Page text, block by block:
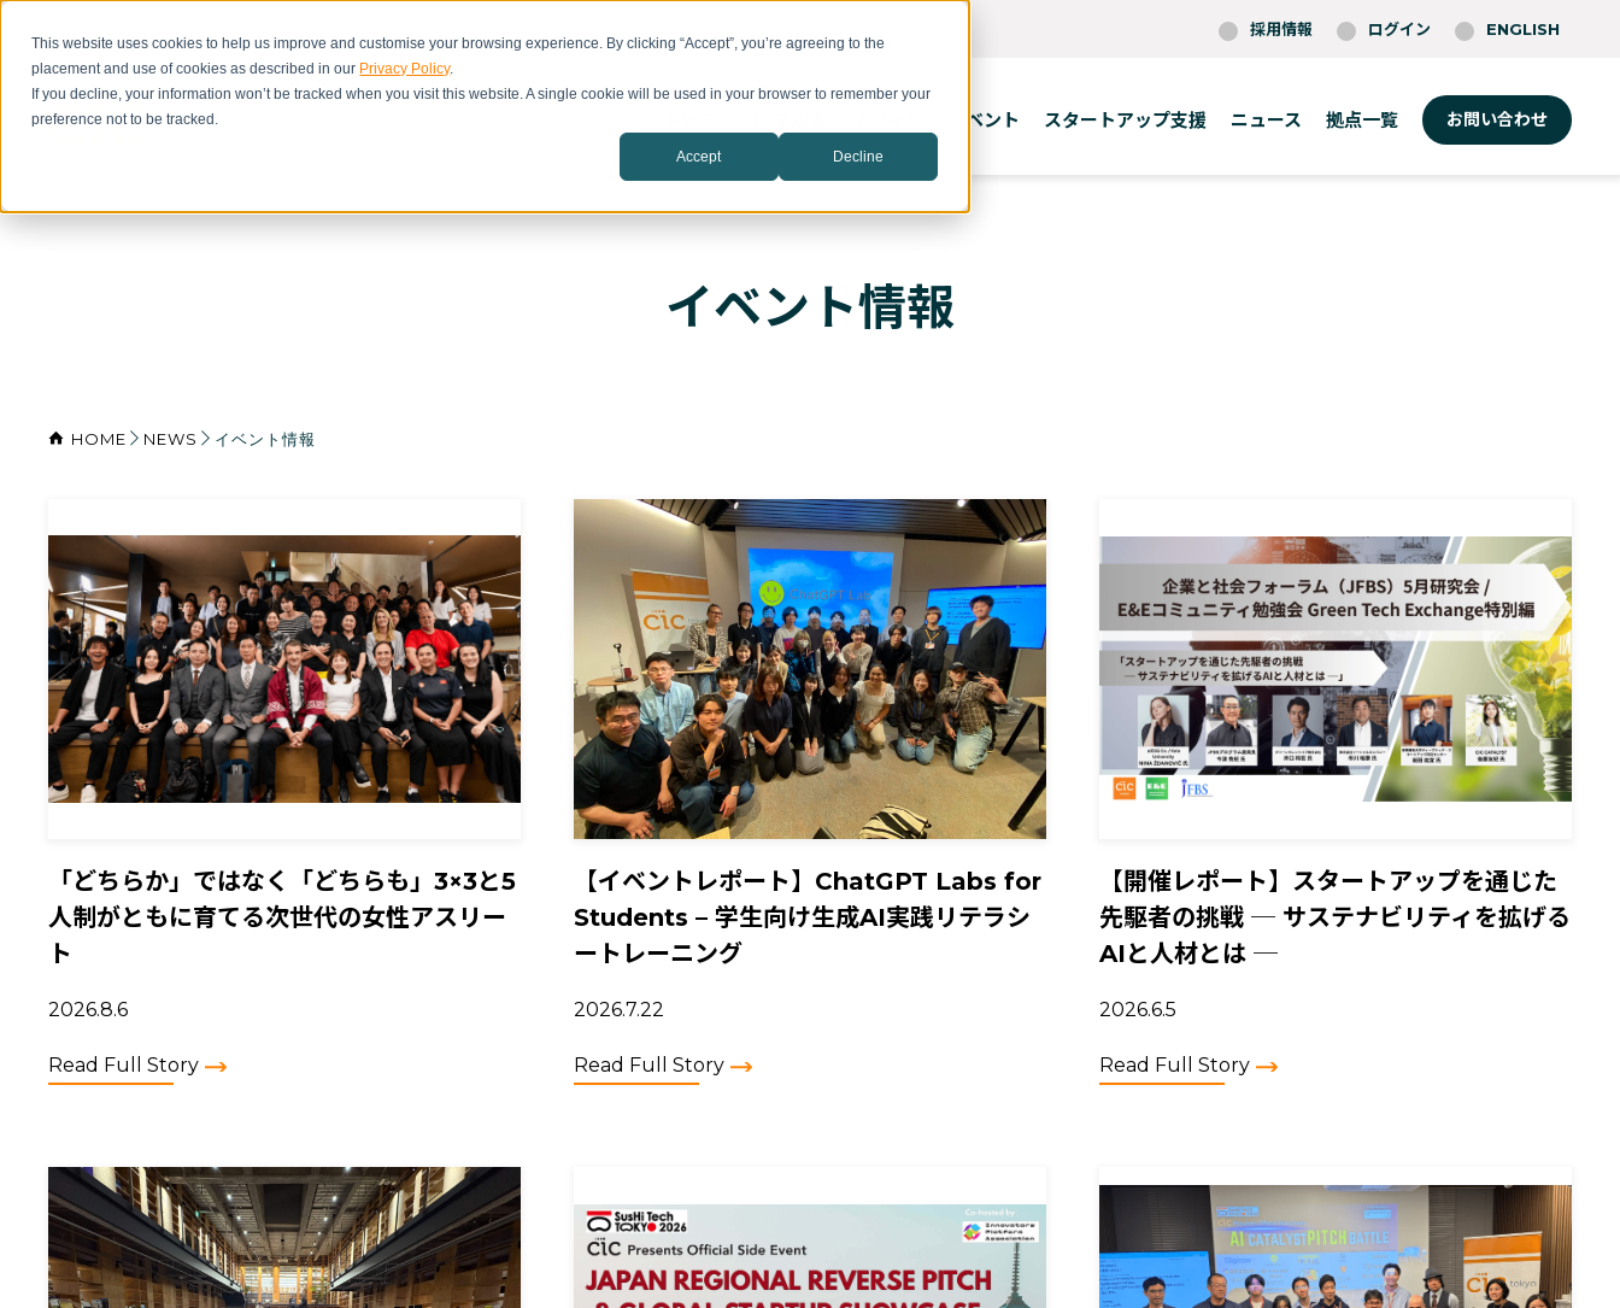
This website uses cookies to help us improve and customise your browsing experience. By clicking “Accept”, you’re agreeing to the
placement and use of cookies as described in our Privacy Policy.
If you decline, your information won’t be tracked when you visit this website. A single cookie will be used in your browser to remember your
preference not to be tracked.
Accept Decline
イベント スタートアップ支援 ニュース 拠点一覧 お問い合わせ
採用情報 ログイン ENGLISH
イベント情報
HOME NEWS イベント情報
「どちらか」ではなく「どちらも」――3×3と5
人制がともに育てる次世代の女性アスリー
ト
2026.8.6
Read Full Story
【イベントレポート】ChatGPT Labs for
Students – 学生向け生成AI実践リテラシ
ートレーニング
2026.7.22
Read Full Story
【開催レポート】スタートアップを通じた
先駆者の挑戦 ─ サステナビリティを拡げる
AIと人材とは ─
2026.6.5
Read Full Story